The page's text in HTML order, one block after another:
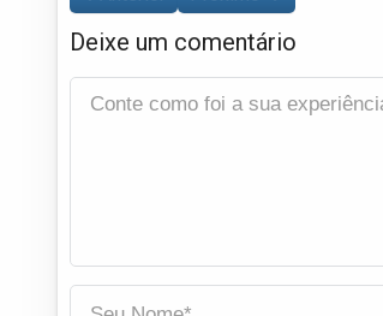
Deixe um comentário